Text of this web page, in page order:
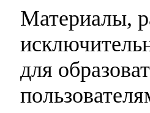
Материалы,
для